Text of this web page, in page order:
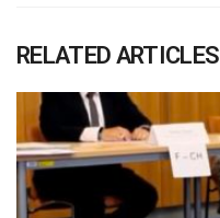
RELATED ARTICLES